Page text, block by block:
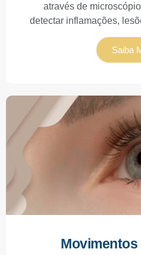
através de
detectar inflamações,
Saiba